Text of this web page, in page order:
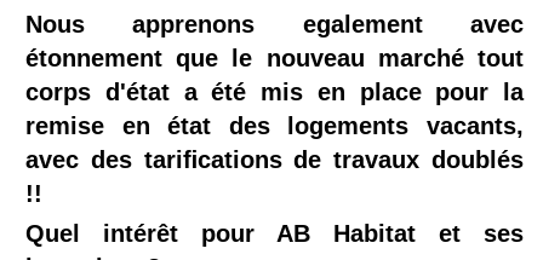
Nous apprenons egalement avec
étonnement que le nouveau marché tout
corps d'état a été mis en place pour la
remise en état des logements vacants,
avec des tariﬁcations de travaux doublés
!!
Quel intérêt pour AB Habitat et ses